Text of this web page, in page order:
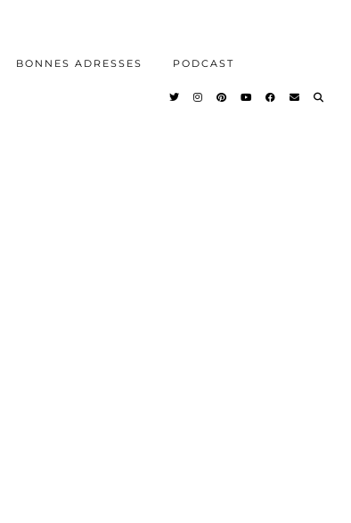
BONNES ADRESSES PODCAST